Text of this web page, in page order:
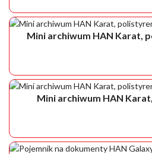
Mini archiwum HAN Karat,
Mini archiwum HAN